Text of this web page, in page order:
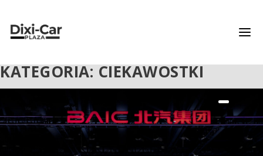
KATEGORIA: CIEKAWOSTKI